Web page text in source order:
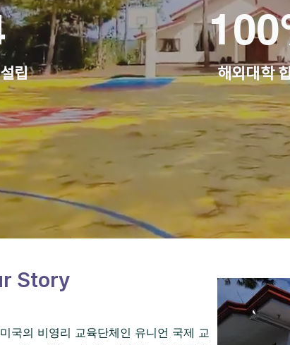
립 해외대학
Story
국의 비영리 교육단체인 유니언 국제 교